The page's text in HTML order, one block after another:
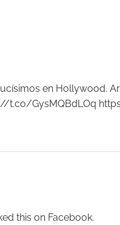
en Hollywood.
t.co/GysMQBdLOq
this on Facebook.